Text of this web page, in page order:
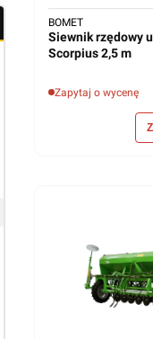
Siewnik rzędowy
Scorpius 2,5 m
Zapytaj o wycenę
BOMET